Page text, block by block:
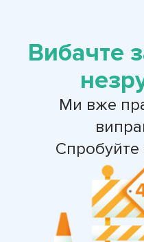
Вибачте
Ми вже
Спробуйте